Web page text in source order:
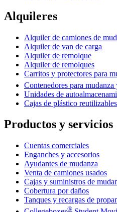
Alquileres
Alquiler de camiones de
Alquiler de van de carga
Alquiler de remolque
Alquiler de remolques
Carritos y protectores para
Contenedores para
Unidades de
Cajas de plástico
Productos y servicios
Cuentas comerciales
Enganches y accesorios
Ayudantes de mudanza
Venta de camiones usados
Cajas y suministros de
Cobertura por daños
Tanques y recargas de
®